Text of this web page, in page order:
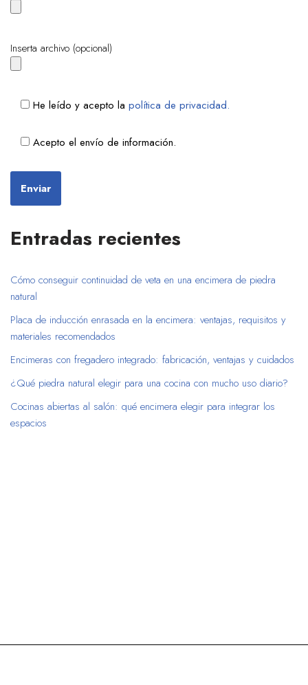
Inserta archivo (opcional)
He leído y acepto la política de privacidad.
Acepto el envío de información.
Entradas recientes
Cómo conseguir continuidad de veta en una encimera de piedra
natural
Placa de inducción enrasada en la encimera: ventajas, requisitos y
materiales recomendados
Encimeras con fregadero integrado: fabricación, ventajas y cuidados
¿Qué piedra natural elegir para una cocina con mucho uso diario?
Cocinas abiertas al salón: qué encimera elegir para integrar los
espacios